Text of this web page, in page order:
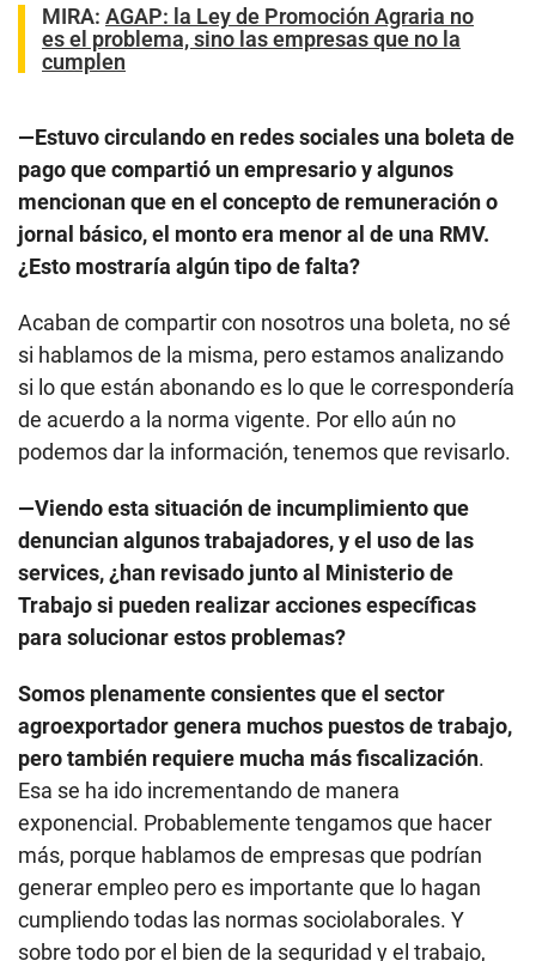
MIRA: AGAP: la Ley de Promoción Agraria no
es el problema, sino las empresas que no la
cumplen
—Estuvo circulando en redes sociales una boleta de
pago que compartió un empresario y algunos
mencionan que en el concepto de remuneración o
jornal básico, el monto era menor al de una RMV.
¿Esto mostraría algún tipo de falta?
Acaban de compartir con nosotros una boleta, no sé
si hablamos de la misma, pero estamos analizando
si lo que están abonando es lo que le correspondería
de acuerdo a la norma vigente. Por ello aún no
podemos dar la información, tenemos que revisarlo.
—Viendo esta situación de incumplimiento que
denuncian algunos trabajadores, y el uso de las
services, ¿han revisado junto al Ministerio de
Trabajo si pueden realizar acciones específicas
para solucionar estos problemas?
Somos plenamente consientes que el sector
agroexportador genera muchos puestos de trabajo,
pero también requiere mucha más fiscalización.
Esa se ha ido incrementando de manera
exponencial. Probablemente tengamos que hacer
más, porque hablamos de empresas que podrían
generar empleo pero es importante que lo hagan
cumpliendo todas las normas sociolaborales. Y
sobre todo por el bien de la seguridad y el trabajo,